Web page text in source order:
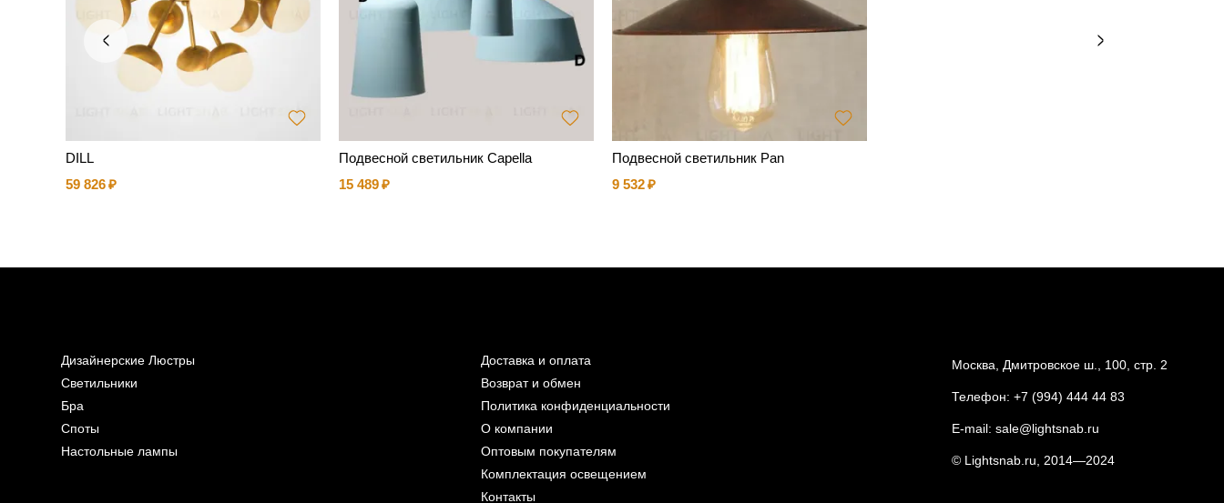
DILL
59 826
Подвесной светильник Capella
15 489
Подвесной светильник Pan
9 532
Дизайнерские Люстры
Светильники
Бра
Споты
Настольные лампы
Доставка и оплата
Возврат и обмен
Политика конфиденциальности
О компании
Оптовым покупателям
Комплектация освещением
Контакты
Москва, Дмитровское ш., 100, стр. 2
Телефон: +7 (994) 444 44 83
E-mail: sale@lightsnab.ru
© Lightsnab.ru, 2014—2024